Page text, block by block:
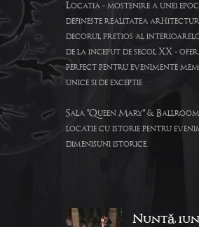
Locatia - mostenire a unei
defineste realitatea
decorul pretios al
de la inceput de secol XX -
perfect pentru evenimente
unice si de exceptie
Sala "Queen Mary" & Ballroom
locatie cu istorie pentru
dimenisuni istorice.
Nuntă,